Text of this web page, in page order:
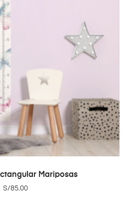
TO CARTMariposas
S/85.00